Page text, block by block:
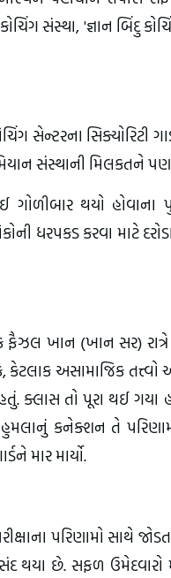
સંસ્થા, 'જ્ઞાન બિંદુ
સિક્યોરિટી ગાર્ડ
સંસ્થાની મિલકતને
થયો હોવાના
ધરપકડ કરવા માટે
ખાન (ખાન સર) રાત્રે
અસામાજિક તત્ત્વો
તો પૂરા થઈ ગયા
કનેક્શન તે
માર માર્યો.
પરિણામો સાથે
પસંદ થયા છે. સફળ